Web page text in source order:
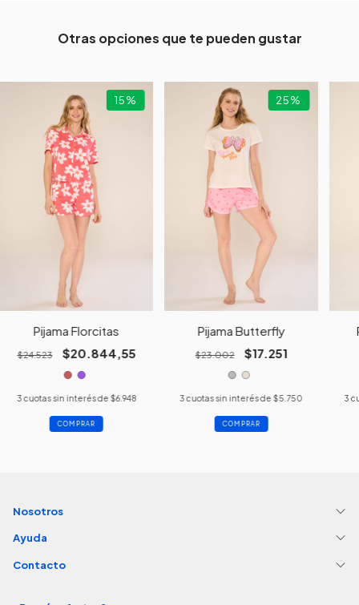
Otras opciones que te pueden gustar
15%
Pijama Florcitas
$24.523 $20.844,55
3cuotas sin interés de $6.948
COMPRAR
25%
Pijama Butterfly
$23.002 $17.251
3 cuotas sin interés de $5.750
COMPRAR
3
Nosotros
Ayuda
Contacto